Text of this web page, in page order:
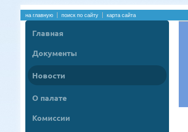
на главную поиск по сайту карта сайта
Главная
Документы
Новости
О палате
Комиссии